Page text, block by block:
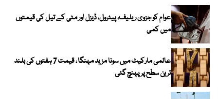
عوام کو جزوی ریلیف، پیٹرول، ڈیزل اور مٹی کے تیل کی قیمتوں
میں کمی
عالمی مارکیٹ میں سونا مزید مہنگا ، قیمت 7 ہفتوں کی بلند
ترین سطح پر پہنچ گئی